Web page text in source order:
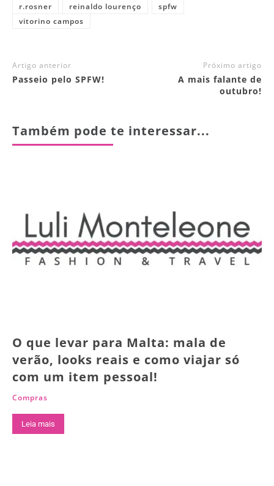
r.rosner
reinaldo lourenço
spfw
vitorino campos
Artigo anterior
Passeio pelo SPFW!
Próximo artigo
A mais falante de
outubro!
Também pode te interessar...
O que levar para Malta: mala de
verão, looks reais e como viajar só
com um item pessoal!
Compras
Leia mais